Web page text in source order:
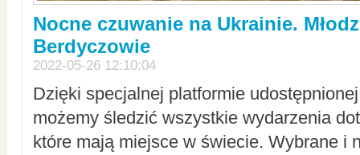
Nocne czuwanie na Ukrainie.
Berdyczowie
2022-05-26 12:10:04
Dzięki specjalnej platformie
możemy śledzić wszystkie wydarzenia
które mają miejsce w świecie. Wybrane i